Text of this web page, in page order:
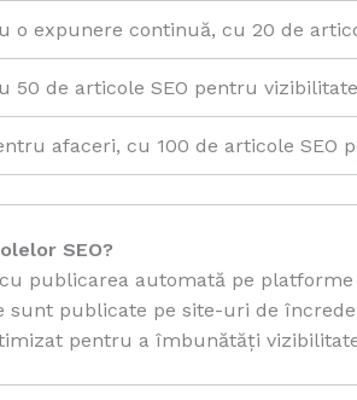
o expunere continuă, cu 20 de
50 de articole SEO pentru
afaceri, cu 100 de articole SEO
SEO?
publicarea automată pe platforme
sunt publicate pe site-uri de
pentru a îmbunătăți